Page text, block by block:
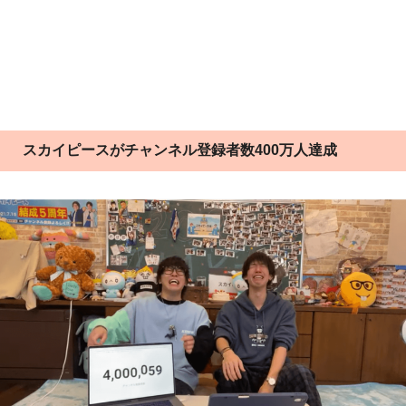
スカイピースがチャンネル登録者数400万人達成